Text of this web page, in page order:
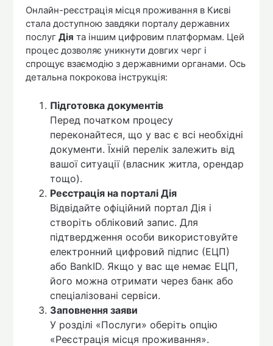
Онлайн-реєстрація місця проживання в Києві
стала доступною завдяки порталу державних
послугДія та іншим цифровим платформам. Цей
процес дозволяє уникнути довгих черг і
спрощує взаємодію з державними органами. Ось
детальна покрокова інструкція:
Підготовка документів
Перед початком процесу
переконайтеся, що у вас є всі необхідні
документи. Їхній перелік залежить від
вашої ситуації (власник житла, орендар
тощо).
Реєстрація на порталі Дія
Відвідайте офіційний портал Дія і
створіть обліковий запис. Для
підтвердження особи використовуйте
електронний цифровий підпис (ЕЦП)
або BankID. Якщо у вас ще немає ЕЦП,
його можна отримати через банк або
спеціалізовані сервіси.
Заповнення заяви
У розділі «Послуги» оберіть опцію
«Реєстрація місця проживання».